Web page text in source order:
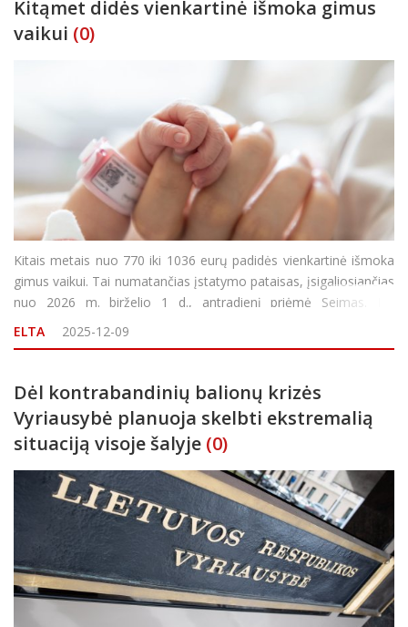
Kitąmet didės vienkartinė išmoka gimus
vaikui (0)
Kitais metais nuo 770 iki 1036 eurų padidės vienkartinė išmoka
gimus vaikui. Tai numatančias įstatymo pataisas, įsigaliosiančias
nuo 2026 m. birželio 1 d., antradienį priėmė Seimas. Jas
vienbalsiai palaikė 107 Seimo nariai. Naujas dokumentas
numato, kad kiekvienam gimusiam vaikui skir
ELTA 2025-12-09
Dėl kontrabandinių balionų krizės
Vyriausybė planuoja skelbti ekstremalią
situaciją visoje šalyje (0)